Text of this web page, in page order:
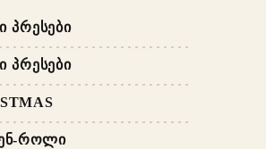
ᲞᲠᲔᲡᲔᲑᲘ
ᲞᲠᲔᲡᲔᲑᲘ
ᲠᲝᲚᲘ